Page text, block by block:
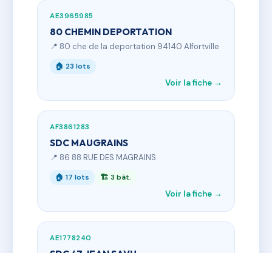
AE3965985
80 CHEMIN DEPORTATION
📍 80 che de la deportation 94140 Alfortville
🏠 23 lots
Voir la fiche →
AF3861283
SDC MAUGRAINS
📍 86 88 RUE DES MAGRAINS
🏠 17 lots 🏗 3 bât.
Voir la fiche →
AE1778240